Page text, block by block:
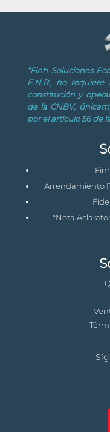
“Finh Soluciones
E.N.R., no
constitución y
de la CNBV,
por el artículo 56 de
Arrendamiento
*Nota